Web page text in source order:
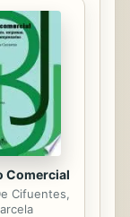
la
difícil, del
nosotros
siempre
Comercial
Cifuentes,